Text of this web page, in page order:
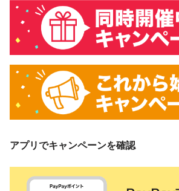
アプリでキャンペーンを確認